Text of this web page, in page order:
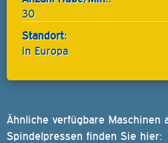
30
Standort:
In Europa
Ähnliche verfügbare Maschinen
Spindelpressen finden Sie hier: